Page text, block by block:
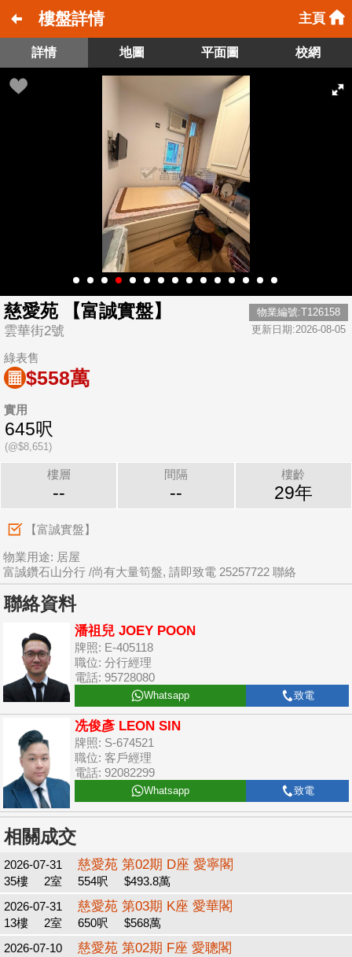
樓盤詳情 主頁
詳情 地圖 平面圖 校網
慈愛苑 【富誠實盤】
雲華街2號
物業編號:T126158
更新日期:2026-08-05
綠表售
$558萬
實用
645呎
(@$8,651)
樓層
--
間隔
--
樓齡
29年
【富誠實盤】
物業用途: 居屋
富誠鑽石山分行 /尚有大量筍盤, 請即致電 25257722 聯絡
聯絡資料
潘祖兒 JOEY POON
牌照: E-405118
職位: 分行經理
電話: 95728080
Whatsapp 致電
冼俊彥 LEON SIN
牌照: S-674521
職位: 客戶經理
電話: 92082299
Whatsapp 致電
相關成交
2026-07-31 慈愛苑 第02期 D座 愛寧閣
35樓 2室 554呎
$493.8萬
2026-07-31
慈愛苑 第03期 K座 愛華閣
13樓 2室 650呎
$568萬
2026-07-10
慈愛苑 第02期 F座 愛聰閣